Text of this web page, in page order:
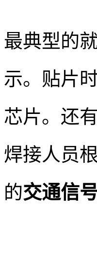
最典型的
示。贴片
芯片。还
焊接人员
的交通信